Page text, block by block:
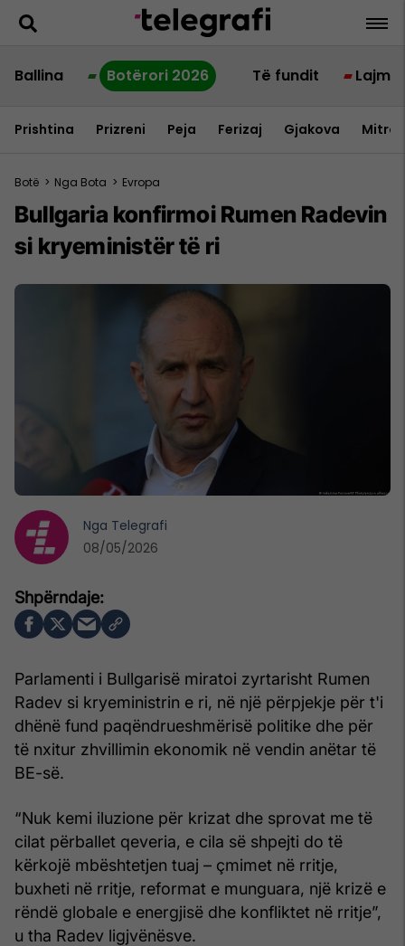
Ballina Botërori 2026 Të fundit Lajme
Prishtina Prizreni Peja Ferizaj Gjakova
Botë > Nga Bota > Evropa
Bullgaria konfirmoi Rumen Radevin
si kryeministër të ri
Parlamenti i Bullgarisë miratoi zyrtarisht Rumen
Radev si kryeministrin e ri, në një përpjekje për t'i
dhënë fund paqëndrueshmërisë politike dhe për
të nxitur zhvillimin ekonomik në vendin anëtar të
BE-së.
“Nuk kemi iluzione për krizat dhe sprovat me të
cilat përballet qeveria, e cila së shpejti do të
kërkojë mbështetjen tuaj – çmimet në rritje,
buxheti në rritje, reformat e munguara, një krizë e
rëndë globale e energjisë dhe konfliktet në rritje”,
u tha Radev ligjvënësve.
Nga Telegrafi
08/05/2026